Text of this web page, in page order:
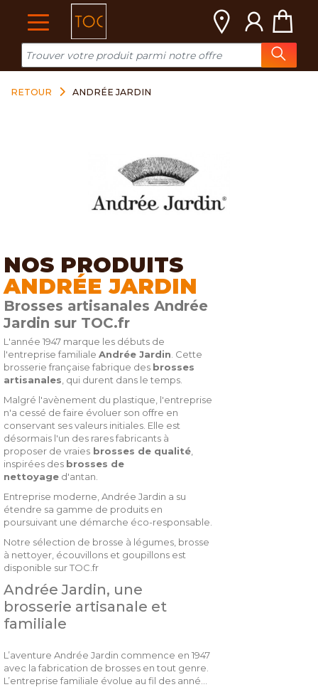
RETOUR ANDRÉE JARDIN
NOS PRODUITS
ANDRÉE JARDIN
Brosses artisanales Andrée
Jardin sur TOC.fr
L'année 1947 marque les débuts de
l'entreprise familiale Andrée Jardin . Cette
brosserie française fabrique des brosses
artisanales , qui durent dans le temps.
Malgré l'avènement du plastique, l'entreprise
n'a cessé de faire évoluer son offre en
conservant ses valeurs initiales. Elle est
désormais l'un des rares fabricants à
proposer de vraies brosses de qualité
inspirées des brosses de
nettoyage d'antan.
Entreprise moderne, Andrée Jardin a su
étendre sa gamme de produits en
poursuivant une démarche éco-responsable.
Notre sélection de brosse à légumes, brosse
à nettoyer, écouvillons et goupillons est
disponible sur TOC.fr
Andrée Jardin, une
brosserie artisanale et
familiale
L’aventure Andrée Jardin commence en 1947
avec la fabrication de brosses en tout genre.
L’entreprise familiale évolue au fil des années
Cookies management panel